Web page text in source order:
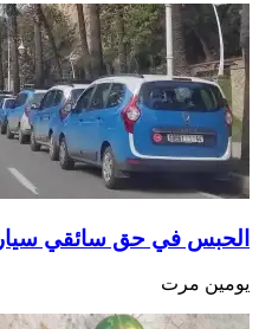
الحبس في حق سائقي
يومين مرت